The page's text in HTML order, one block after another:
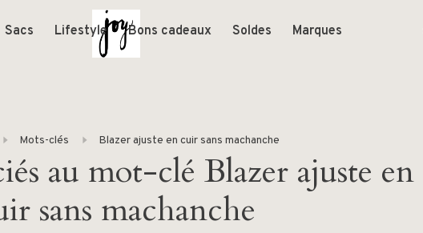
Sacs Lifestyle Bons cadeaux Soldes Marques
Mots-clés Blazer ajuste en cuir sans machanche
au mot-clé Blazer ajuste en
sans machanche